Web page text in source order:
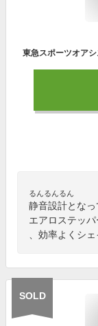
るんるんるん
静音設計となっ
エアロステッ
、効率よくシ
SOLD